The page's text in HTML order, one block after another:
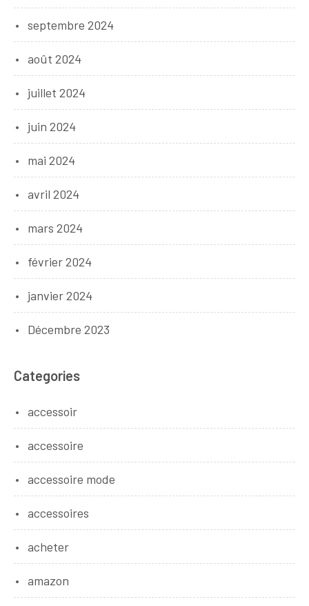
septembre 2024
août 2024
juillet 2024
juin 2024
mai 2024
avril 2024
mars 2024
février 2024
janvier 2024
Décembre 2023
Categories
accessoir
accessoire
accessoire mode
accessoires
acheter
amazon